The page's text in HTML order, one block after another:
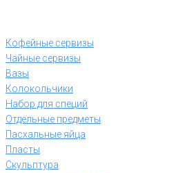
Кофейные сервизы
Чайные сервизы
Вазы
Колокольчики
Набор для специй
Отдельные предметы
Пасхальные яйца
Пласты
Скульптура